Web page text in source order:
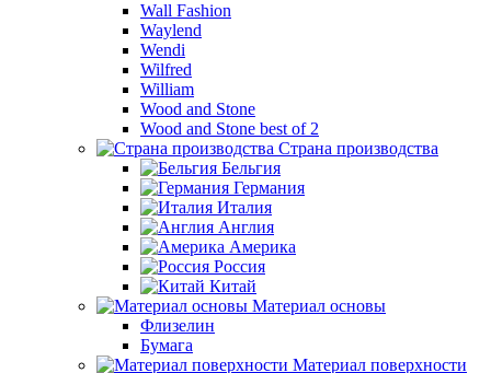
Wall Fashion
Waylend
Wendi
Wilfred
William
Wood and Stone
Wood and Stone best of 2
Страна производства
Бельгия
Германия
Италия
Англия
Америка
Россия
Китай
Материал основы
Флизелин
Бумага
Материал поверхности